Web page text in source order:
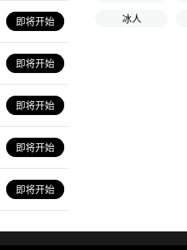
即将开始
即将开始
即将开始
即将开始
即将开始
冰人